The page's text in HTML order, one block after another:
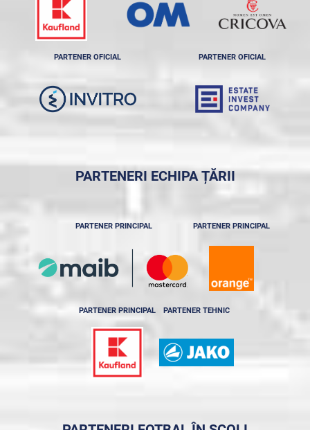
PARTENER OFICIAL PARTENER OFICIAL
PARTENERI ECHIPA ȚĂRII
PARTENER PRINCIPAL PARTENER PRINCIPAL
PARTENER PRINCIPAL PARTENER TEHNIC